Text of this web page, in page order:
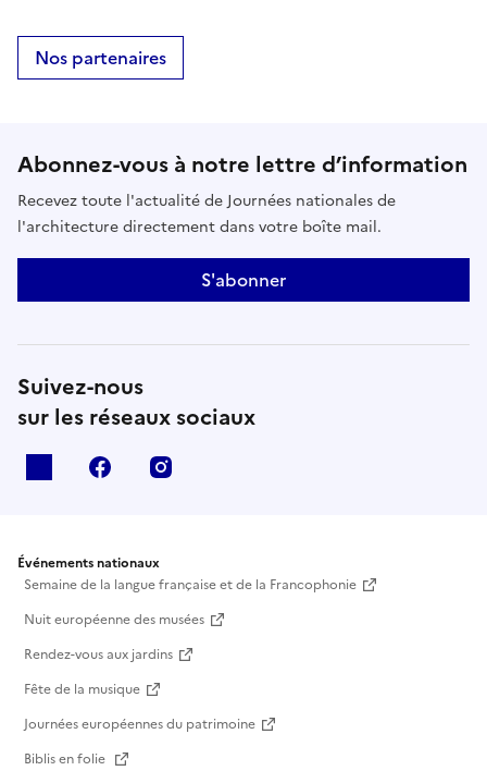
Nos partenaires
Abonnez-vous à notre lettre d’information
Recevez toute l'actualité de Journées nationales de
l'architecture directement dans votre boîte mail.
S'abonner
Suivez-nous
sur les réseaux sociaux
facebook
Événements nationaux
Semaine de la langue française et de la Francophonie
Nuit européenne des musées
Rendez-vous aux jardins
Fête de la musique
Journées européennes du patrimoine
Biblis en folie